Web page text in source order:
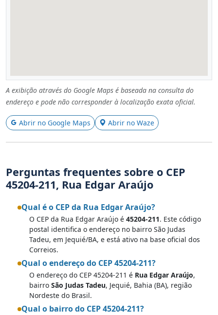
A exibição através do Google Maps é baseada na consulta do
endereço e pode não corresponder à localização exata oficial.
Abrir no Google Maps Abrir no Waze
Perguntas frequentes sobre o CEP
45204-211, Rua Edgar Araújo
Qual é o CEP da Rua Edgar Araújo?
O CEP da Rua Edgar Araújo é 45204-211. Este código
postal identifica o endereço no bairro São Judas
Tadeu, em Jequié/BA, e está ativo na base oficial dos
Correios.
Qual o endereço do CEP 45204-211?
O endereço do CEP 45204-211 é Rua Edgar Araújo,
bairro São Judas Tadeu, Jequié, Bahia (BA), região
Nordeste do Brasil.
Qual o bairro do CEP 45204-211?